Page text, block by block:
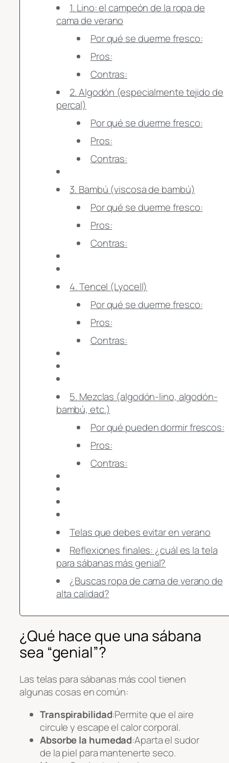
1. Lino: el campeón de la ropa de
cama de verano
Por qué se duerme fresco:
Pros:
Contras:
2. Algodón (especialmente tejido de
percal)
Por qué se duerme fresco:
Pros:
Contras:
3. Bambú (viscosa de bambú)
Por qué se duerme fresco:
Pros:
Contras:
4. Tencel (Lyocell)
Por qué se duerme fresco:
Pros:
Contras:
5. Mezclas (algodón-lino, algodón-
bambú, etc.)
Por qué pueden dormir frescos:
Pros:
Contras:
Telas que debes evitar en verano
Reflexiones finales: ¿cuál es la tela
para sábanas más genial?
¿Buscas ropa de cama de verano de
alta calidad?
¿Qué hace que una sábana
sea “genial”?
Las telas para sábanas más cool tienen
algunas cosas en común:
Transpirabilidad:Permite que el aire
circule y escape el calor corporal.
Absorbe la humedad:Aparta el sudor
de la piel para mantenerte seco.